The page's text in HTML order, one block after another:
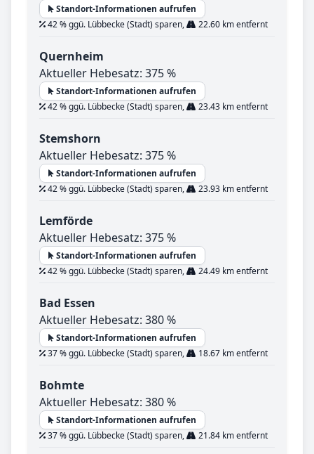
Standort-Informationen aufrufen
42 % ggü. Lübbecke (Stadt) sparen,
22.60 km entfernt
Quernheim
Aktueller Hebesatz: 375 %
Standort-Informationen aufrufen
42 % ggü. Lübbecke (Stadt) sparen,
23.43 km entfernt
Stemshorn
Aktueller Hebesatz: 375 %
Standort-Informationen aufrufen
42 % ggü. Lübbecke (Stadt) sparen,
23.93 km entfernt
Lemförde
Aktueller Hebesatz: 375 %
Standort-Informationen aufrufen
42 % ggü. Lübbecke (Stadt) sparen,
24.49 km entfernt
Bad Essen
Aktueller Hebesatz: 380 %
Standort-Informationen aufrufen
37 % ggü. Lübbecke (Stadt) sparen,
18.67 km entfernt
Bohmte
Aktueller Hebesatz: 380 %
Standort-Informationen aufrufen
37 % ggü. Lübbecke (Stadt) sparen,
21.84 km entfernt